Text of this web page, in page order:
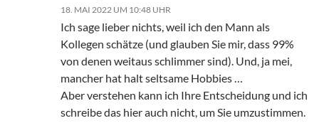
18. MAI 2022 UM 10:48 UHR
Ich sage lieber nichts, weil ich den Mann als
Kollegen schätze (und glauben Sie mir, dass 99%
von denen weitaus schlimmer sind). Und, ja mei,
mancher hat halt seltsame Hobbies …
Aber verstehen kann ich Ihre Entscheidung und ich
schreibe das hier auch nicht, um Sie umzustimmen.